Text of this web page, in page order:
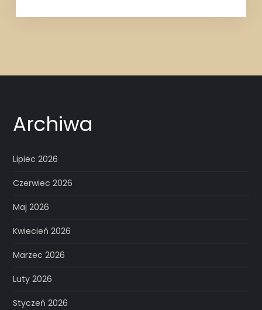
Archiwa
Lipiec 2026
Czerwiec 2026
Maj 2026
Kwiecień 2026
Marzec 2026
Luty 2026
Styczeń 2026